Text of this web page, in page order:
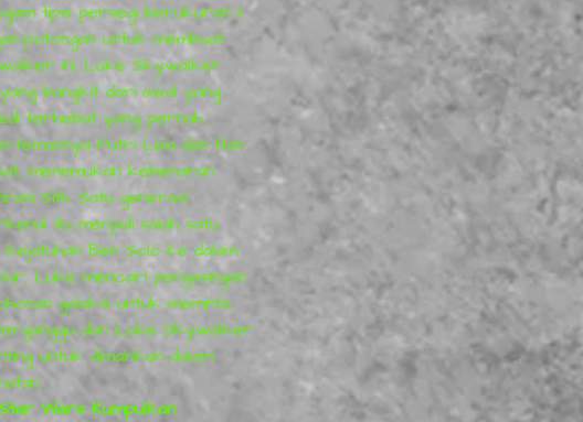
tipis persegi berukuran 11
potongan untuk membuat
ini. Luke Skywalker
bangkit dari awal yang
terhebat yang pernah
temannya Putri Leia dan Han
menemukan kebenaran
Sith. Satu generasi
itu menjadi salah satu
Ben Solo ke dalam
Luke mencari pengasingan
galaksi untuk meminta
dan Luke Skywalker
untuk dimainkan dalam
Wars Kumpulkan